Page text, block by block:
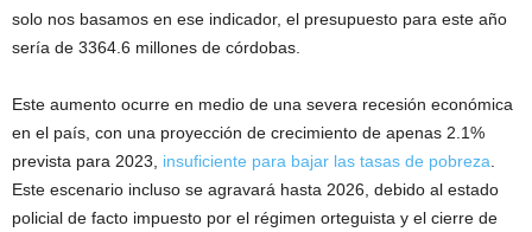
solo nos basamos en ese indicador, el presupuesto para este año
sería de 3364.6 millones de córdobas.
Este aumento ocurre en medio de una severa recesión económica
en el país, con una proyección de crecimiento de apenas 2.1%
prevista para 2023, insuficiente para bajar las tasas de pobreza.
Este escenario incluso se agravará hasta 2026, debido al estado
policial de facto impuesto por el régimen orteguista y el cierre de